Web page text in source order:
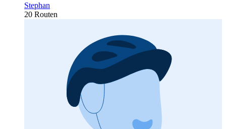
Stephan
20 Routen